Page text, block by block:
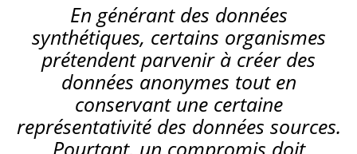
En générant des données
synthétiques, certains organismes
prétendent parvenir à créer des
données anonymes tout en
conservant une certaine
représentativité des données sources.
Pourtant, un compromis doit